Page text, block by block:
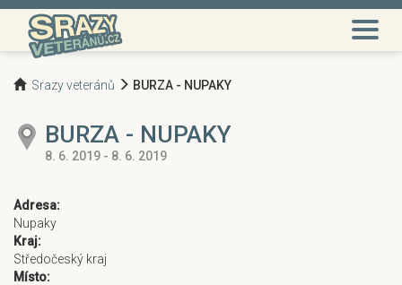
Srazy veteránů BURZA - NUPAKY
BURZA - NUPAKY
8. 6. 2019 - 8. 6. 2019
Adresa:
Nupaky
Kraj:
Středočeský kraj
Místo: